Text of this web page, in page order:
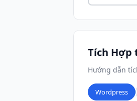
Tích Hợp
Hướng dẫn
Wordpress